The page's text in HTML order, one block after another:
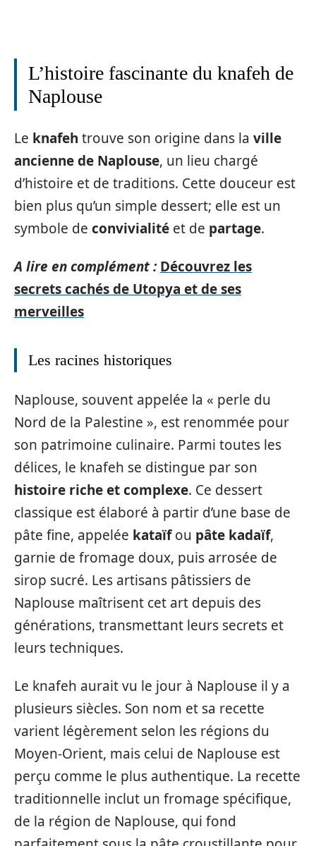
L’histoire fascinante du knafeh de
Naplouse
Le knafeh trouve son origine dans la ville
ancienne de Naplouse, un lieu chargé
d’histoire et de traditions. Cette douceur est
bien plus qu’un simple dessert; elle est un
symbole de convivialité et de partage.
A lire en complément : Découvrez les
secrets cachés de Utopya et de ses
merveilles
Les racines historiques
Naplouse, souvent appelée la « perle du
Nord de la Palestine », est renommée pour
son patrimoine culinaire. Parmi toutes les
délices, le knafeh se distingue par son
histoire riche et complexe. Ce dessert
classique est élaboré à partir d’une base de
pâte fine, appelée kataïfou pâte kadaïf,
garnie de fromage doux, puis arrosée de
sirop sucré. Les artisans pâtissiers de
Naplouse maîtrisent cet art depuis des
générations, transmettant leurs secrets et
leurs techniques.
Le knafeh aurait vu le jour à Naplouse il y a
plusieurs siècles. Son nom et sa recette
varient légèrement selon les régions du
Moyen-Orient, mais celui de Naplouse est
perçu comme le plus authentique. La recette
traditionnelle inclut un fromage spécifique,
de la région de Naplouse, qui fond